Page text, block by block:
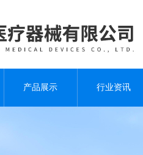
产品展示 行业资讯